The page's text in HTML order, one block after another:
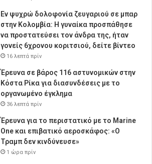
Εν ψυχρώ δολοφονία ζευγαριού σε μπαρ
στην Κολομβία: Η γυναίκα προσπάθησε
να προστατεύσει τον άνδρα της, ήταν
γονείς 6χρονου κοριτσιού, δείτε βίντεο
16 λεπτά πρίν
Έρευνα σε βάρος 116 αστυνομικών στην
Κόστα Ρίκα για διασυνδέσεις με το
οργανωμένο έγκλημα
36 λεπτά πρίν
Έρευνα για το περιστατικό με το Marine
One και επιβατικό αεροσκάφος: «Ο
Τραμπ δεν κινδύνευσε»
1 ώρα πρίν